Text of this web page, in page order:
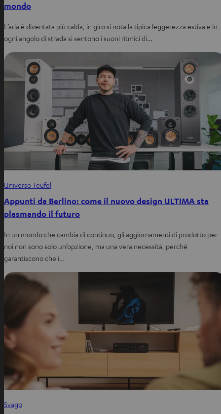
mondo
L’aria è diventata più calda, in giro si nota la tipica leggerezza estiva e in
ogni angolo di strada si sentono i suoni ritmici di…
Universo Teufel
Appunti da Berlino: come il nuovo design ULTIMA sta
plasmando il futuro
In un mondo che cambia di continuo, gli aggiornamenti di prodotto per
noi non sono solo un’opzione, ma una vera necessità, perché
garantiscono che i…
Svago